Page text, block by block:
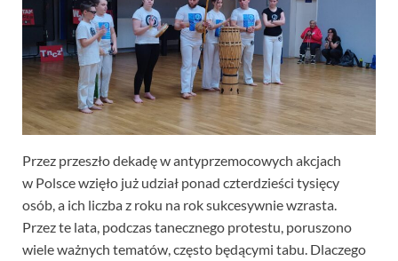
Przez przeszło dekadę w antyprzemocowych akcjach
w Polsce wzięło już udział ponad czterdzieści tysięcy
osób, a ich liczba z roku na rok sukcesywnie wzrasta.
Przez te lata, podczas tanecznego protestu, poruszono
wiele ważnych tematów, często będącymi tabu. Dlaczego